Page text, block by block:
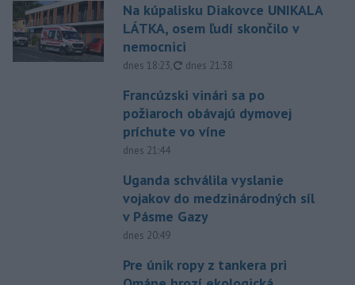
Na kúpalisku Diakovce UNIKALA
LÁTKA, osem ľudí skončilo v
nemocnici
dnes 18:23, aktualizované
dnes 21:38
Francúzski vinári sa po
požiaroch obávajú dymovej
príchute vo víne
dnes 21:44
Uganda schválila vyslanie
vojakov do medzinárodných síl
v Pásme Gazy
dnes 20:49
Pre únik ropy z tankera pri